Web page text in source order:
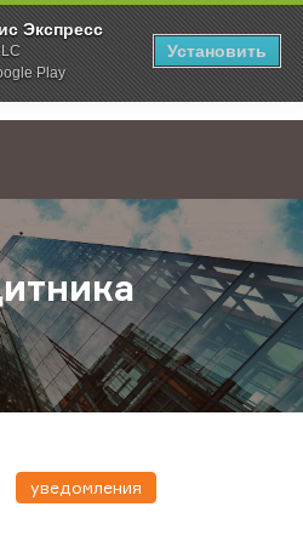
Экспресс
Play
Установить
С Днем защитника Отечества!
уведомления